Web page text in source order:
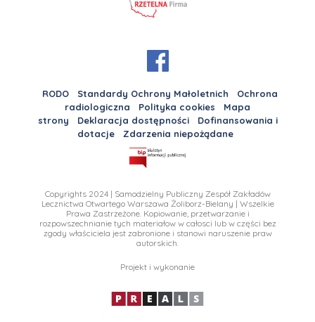
RODO Standardy Ochrony Małoletnich
Ochrona
radiologiczna
Polityka cookies
Mapa
strony
Deklaracja dostępności
Dofinansowania i
dotacje
Zdarzenia niepożądane
Copyrights 2024 | Samodzielny Publiczny Zespół Zakładów
Lecznictwa Otwartego Warszawa Żoliborz-Bielany | Wszelkie
Prawa Zastrzeżone. Kopiowanie, przetwarzanie i
rozpowszechnianie tych materiałow w całosci lub w części bez
zgody właściciela jest zabronione i stanowi naruszenie praw
autorskich.
Projekt i wykonanie